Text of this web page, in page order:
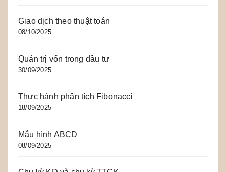
Giao dịch theo thuật toán
08/10/2025
Quản trị vốn trong đầu tư
30/09/2025
Thực hành phân tích Fibonacci
18/09/2025
Mẫu hình ABCD
08/09/2025